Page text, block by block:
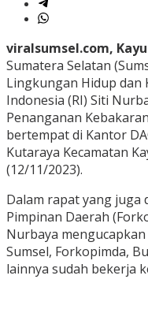
viralsumsel.com,
Sumatera Selatan
Lingkungan Hidup dan
Indonesia (RI) Siti
Penanganan
bertempat di Kantor
Kutaraya Kecamatan
(12/11/2023).
Dalam rapat yang juga
Pimpinan Daerah
Nurbaya
Sumsel, Forkopimda,
lainnya sudah bekerja